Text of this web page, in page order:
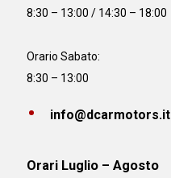
8:30 – 13:00 / 14:30 – 18:00
Orario Sabato:
8:30 – 13:00
info@dcarmotors.it
Orari Luglio – Agosto